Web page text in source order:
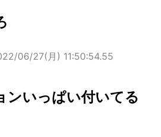
06/27(月) 11:50:54.55
ンいっぱい付いてる